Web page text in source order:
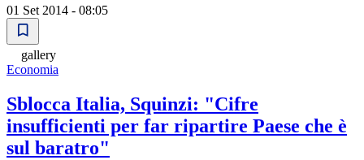
01 Set 2014 - 08:05
gallery
Economia
Sblocca Italia, Squinzi: "Cifre
insufficienti per far ripartire Paese che è
sul baratro"